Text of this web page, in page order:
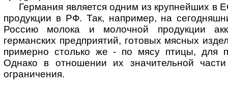
Германия является одним из крупнейших в
продукции в РФ. Так, например, на
Россию молока и молочной продукции
германских предприятий, готовых мясных
примерно столько же - по мясу птицы, для
Однако в отношении их значительной
ограничения.